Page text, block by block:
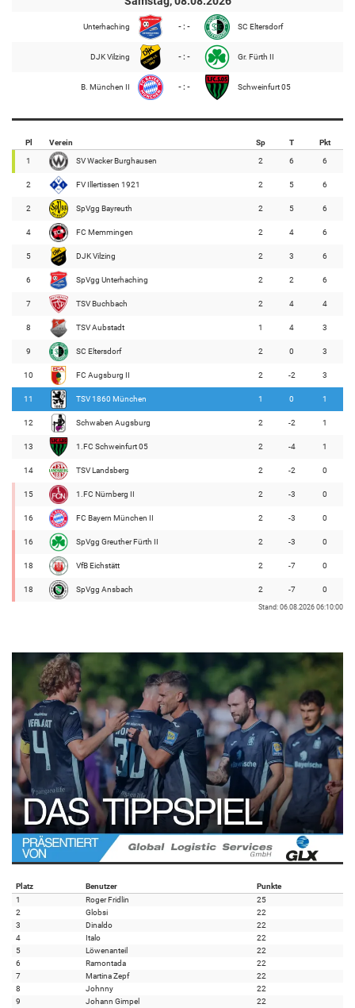
Unterhaching - : - SC Eltersdorf
DJK Vilzing - : - Gr. Fürth II
B. München II - : - Schweinfurt 05
Pl Verein Sp T Pkt
1 SV Wacker Burghausen 2 6 6
2 FV Illertissen 1921 2 5 6
2 SpVgg Bayreuth 2 5 6
4 FC Memmingen 2 4 6
5 DJK Vilzing 2 3 6
6 SpVgg Unterhaching 2 2 6
7 TSV Buchbach 2 4 4
8 TSV Aubstadt 1 4 3
9 SC Eltersdorf 2 0 3
10 FC Augsburg II 2 -2 3
11 TSV 1860 München 1 0 1
12 Schwaben Augsburg 2 -2 1
13 1.FC Schweinfurt 05 2 -4 1
14 TSV Landsberg 2 -2 0
15 1.FC Nürnberg II 2 -3 0
16 FC Bayern München II 2 -3 0
16 SpVgg Greuther Fürth II 2 -3 0
18 VfB Eichstätt 2 -7 0
18 SpVgg Ansbach 2 -7 0
Stand: 06.08.2026 06:10:00
Platz Benutzer
Punkte
1
Roger Fridlin
25
2
Globsi
22
3
Dinaldo
22
4
Italo
22
5
Löwenanteil
22
6
Ramontada
22
7
Martina Zepf
22
8
Johnny
22
9
Johann Gimpel
22